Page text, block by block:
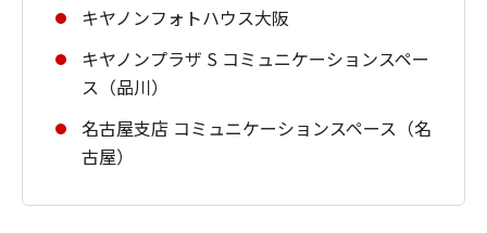
キヤノンフォトハウス大阪
キヤノンプラザ S コミュニケーションスペー
ス（品川）
名古屋支店 コミュニケーションスペース（名
古屋）